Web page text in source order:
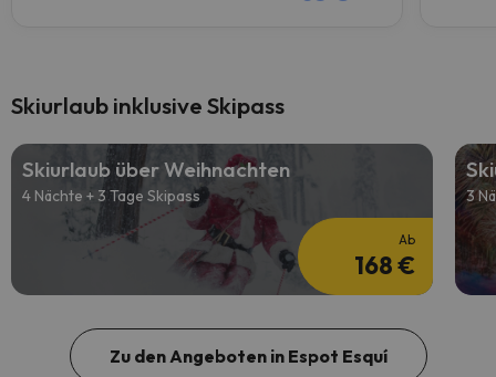
Skiurlaub inklusive Skipass
Skiurlaub über Weihnachten
4 Nächte + 3 Tage Skipass
Ab
168 €
3
Zu den Angeboten in Espot Esquí